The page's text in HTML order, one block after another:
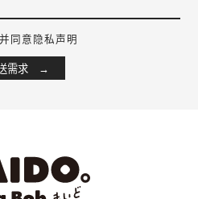
同意隐私声明